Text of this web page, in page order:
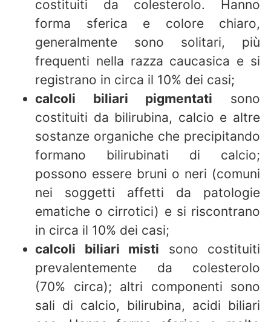
costituiti da colesterolo. Hanno
forma sferica e colore chiaro,
generalmente sono solitari, più
frequenti nella razza caucasica e si
registrano in circa il 10% dei casi;
calcoli biliari pigmentati sono
costituiti da bilirubina, calcio e altre
sostanze organiche che precipitando
formano bilirubinati di calcio;
possono essere bruni o neri (comuni
nei soggetti affetti da patologie
ematiche o cirrotici) e si riscontrano
in circa il 10% dei casi;
calcoli biliari misti sono costituiti
prevalentemente da colesterolo
(70% circa); altri componenti sono
sali di calcio, bilirubina, acidi biliari